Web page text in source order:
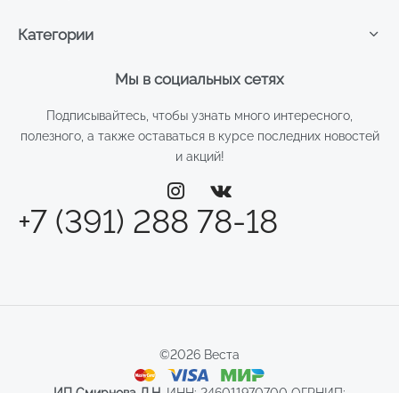
Мы в социальных сетях
Подписывайтесь, чтобы узнать много интересного,
полезного, а также оставаться в курсе последних новостей
и акций!
+7 (391) 288 78-18
Категории
©2026 Веста